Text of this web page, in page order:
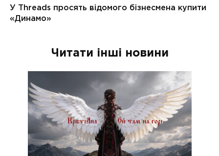
Читати інші новини